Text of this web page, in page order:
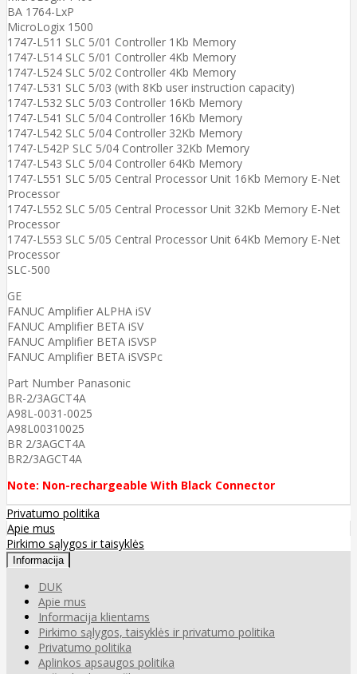
BA 1764-LxP
MicroLogix 1500
1747-L511 SLC 5/01 Controller 1Kb Memory
1747-L514 SLC 5/01 Controller 4Kb Memory
1747-L524 SLC 5/02 Controller 4Kb Memory
1747-L531 SLC 5/03 (with 8Kb user instruction capacity)
1747-L532 SLC 5/03 Controller 16Kb Memory
1747-L541 SLC 5/04 Controller 16Kb Memory
1747-L542 SLC 5/04 Controller 32Kb Memory
1747-L542P SLC 5/04 Controller 32Kb Memory
1747-L543 SLC 5/04 Controller 64Kb Memory
1747-L551 SLC 5/05 Central Processor Unit 16Kb Memory E-Net
Processor
1747-L552 SLC 5/05 Central Processor Unit 32Kb Memory E-Net
Processor
1747-L553 SLC 5/05 Central Processor Unit 64Kb Memory E-Net
Processor
SLC-500
GE
FANUC Amplifier ALPHA iSV
FANUC Amplifier BETA iSV
FANUC Amplifier BETA iSVSP
FANUC Amplifier BETA iSVSPc
Part Number Panasonic
BR-2/3AGCT4A
A98L-0031-0025
A98L00310025
BR 2/3AGCT4A
BR2/3AGCT4A
Note: Non-rechargeable With Black Connector
Privatumo politika
Apie mus
Pirkimo sąlygos ir taisyklės
Informacija
DUK
Apie mus
Informacija klientams
Pirkimo sąlygos, taisyklės ir privatumo politika
Privatumo politika
Aplinkos apsaugos politika